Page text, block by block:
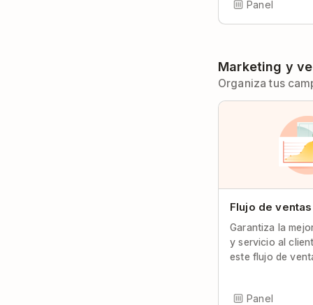
Panel
Marketing y
Organiza tus
Flujo de ventas
Garantiza la
y servicio al
este flujo de
Panel